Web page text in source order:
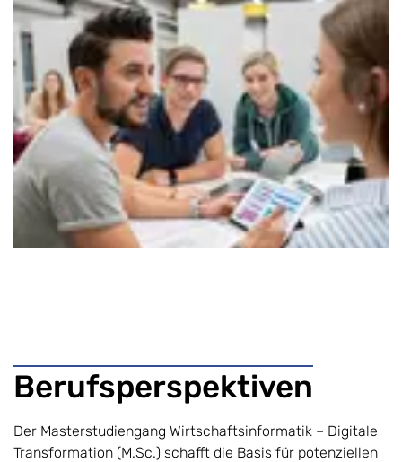
Berufsperspektiven
Der Masterstudiengang Wirtschaftsinformatik – Digitale
Transformation (M.Sc.) schafft die Basis für potenziellen